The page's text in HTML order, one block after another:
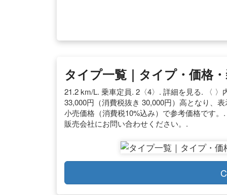
タイプ一覧｜タイプ・価格
21.2 km/L. 乗車定員. 2〈4〉. 詳細を見る. 〈
33,000円（消費税抜き 30,000円）高となり、
小売価格（消費税10%込み）で参考価格です
販売会社にお問い合わせください。.